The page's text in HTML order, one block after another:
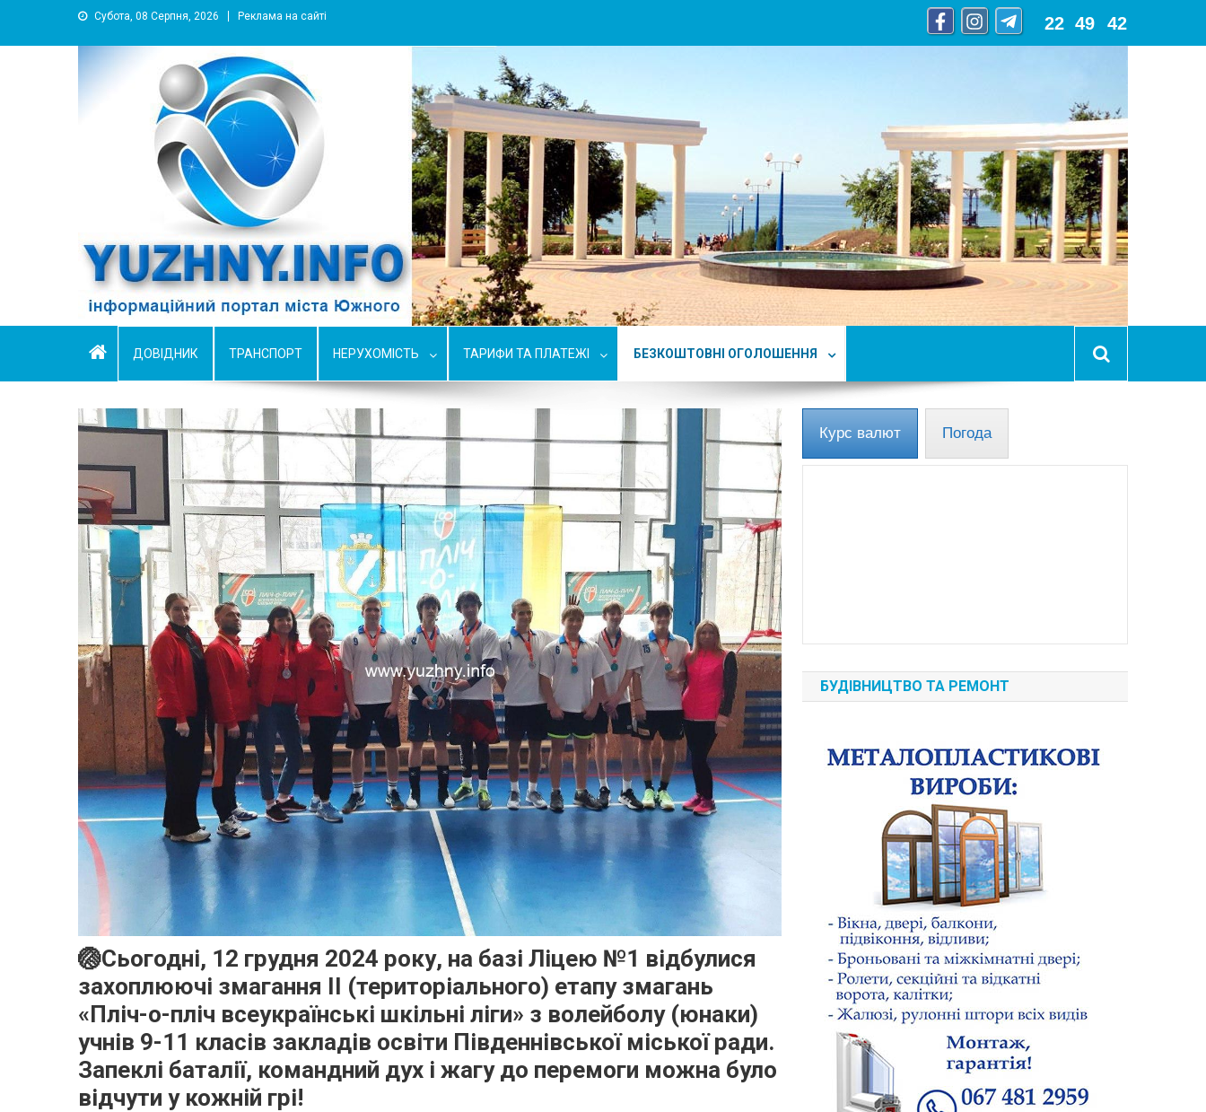
Субота, 08 Серпня, 2026 Реклама на сайті 22 49 43
YUZHNY.INFO
информационный портал города Южный
ДОВІДНИК ТРАНСПОРТ НЕРУХОМІСТЬ ТАРИФИ ТА ПЛАТЕЖІ БЕЗКОШТОВНІ ОГОЛОШЕННЯ
🏐Сьогодні, 12 грудня 2024 року, на базі Ліцею №1 відбулися
захоплюючі змагання ІІ (територіального) етапу змагань
«Пліч-о-пліч всеукраїнські шкільні ліги» з волейболу (юнаки)
учнів 9-11 класів закладів освіти Південнівської міської ради.
Запеклі баталії, командний дух і жагу до перемоги можна було
відчути у кожній грі!
Курс валют Погода
БУДІВНИЦТВО ТА РЕМОНТ